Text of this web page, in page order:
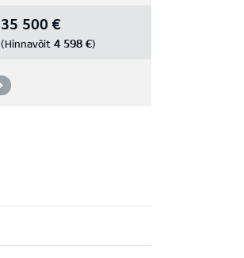
35 500 €
(Hinnavõit 4 598 €)